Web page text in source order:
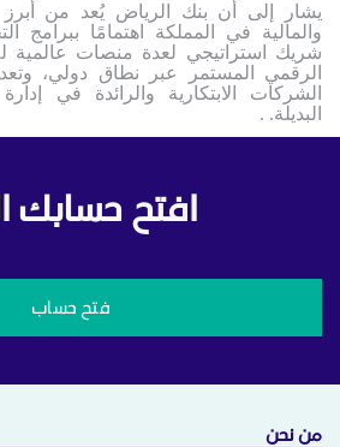
يشار إلى أن بنك الرياض يُعد من
والمالية في المملكة اهتمامًا ببرامج
شريك استراتيجي لعدة منصات عالمية
الرقمي المستمر عبر نطاق دولي،
الشركات الابتكارية والرائدة في
البديلة. .
افتح حسابك
فتح حساب
من نحن